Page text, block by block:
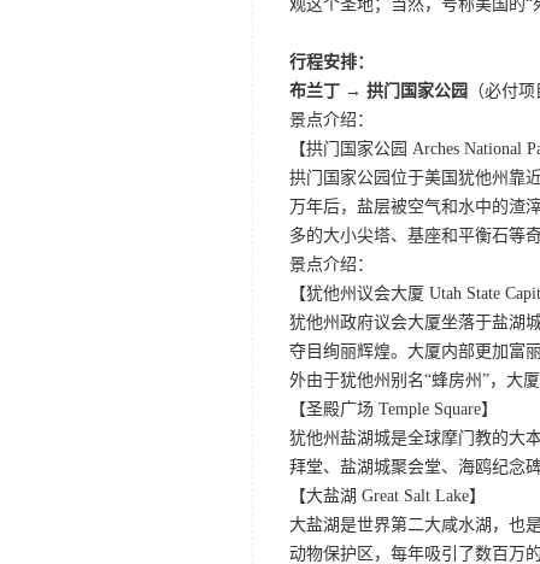
观这个圣地；当然，号称美国的
行程安排：
布兰丁 → 拱门国家公园
（必付
景点介绍：
【拱门国家公园 Arches National
拱门国家公园位于美国犹他州靠
万年后，盐层被空气和水中的渣
多的大小尖塔、基座和平衡石等
景点介绍：
【犹他州议会大厦 Utah State
犹他州政府议会大厦坐落于盐湖
夺目绚丽辉煌。大厦内部更加富
外由于犹他州别名“蜂房州”，大
【圣殿广场 Temple Square】
犹他州盐湖城是全球摩门教的大
拜堂、盐湖城聚会堂、海鸥纪念
【大盐湖 Great Salt Lake】
大盐湖是世界第二大咸水湖，也
动物保护区，每年吸引了数百万